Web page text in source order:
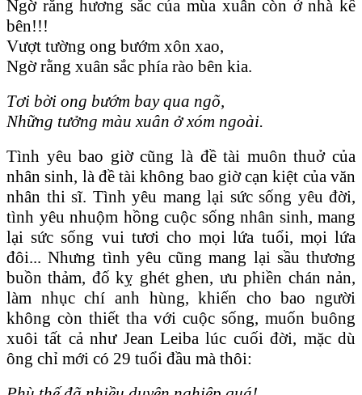
Ngờ rằng hương sắc của mùa xuân còn ở nhà kế
bên!!!
Vượt tường ong bướm xôn xao,
Ngờ rằng xuân sắc phía rào bên kia.
Tơi bời ong bướm bay qua ngõ,
Những tưởng màu xuân ở xóm ngoài.
Tình yêu bao giờ cũng là đề tài muôn thuở của
nhân sinh, là đề tài không bao giờ cạn kiệt của văn
nhân thi sĩ. Tình yêu mang lại sức sống yêu đời,
tình yêu nhuộm hồng cuộc sống nhân sinh, mang
lại sức sống vui tươi cho mọi lứa tuổi, mọi lứa
đôi... Nhưng tình yêu cũng mang lại sầu thương
buồn thảm, đố kỵ ghét ghen, ưu phiền chán nản,
làm nhục chí anh hùng, khiến cho bao người
không còn thiết tha với cuộc sống, muốn buông
xuôi tất cả như Jean Leiba lúc cuối đời, mặc dù
ông chỉ mới có 29 tuổi đầu mà thôi: